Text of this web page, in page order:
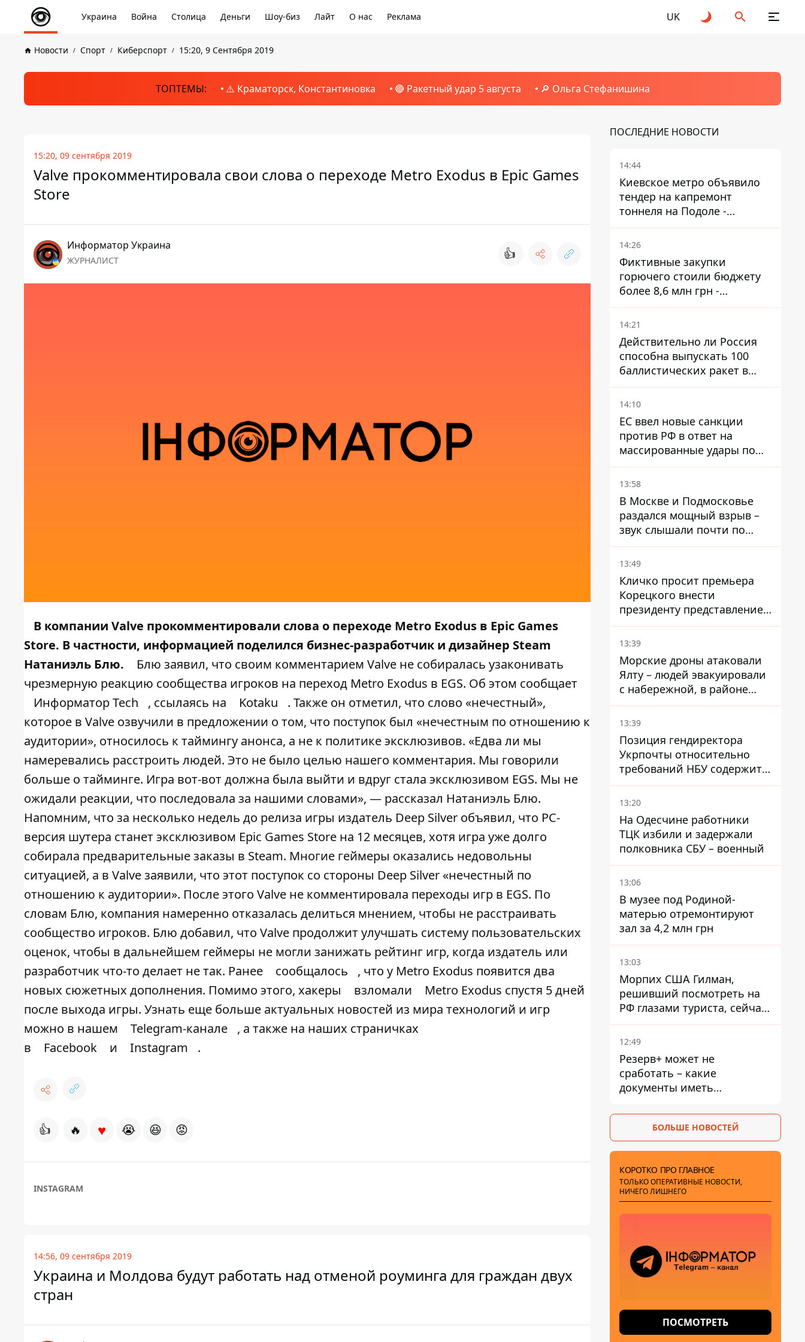
Украина Война Столица Деньги Шоу-биз Лайт О нас Реклама UK
Новости Спорт Киберспорт 15:20, 9 Сентября 2019
ТОПТЕМЫ: ⚠️ Краматорск, Константиновка 🔴 Ракетный удар 5 августа 🔎 Ольга Стефанишина
15:20, 09 сентября 2019
Valve прокомментировала свои слова о переходе Metro Exodus в Epic Games
Store
Информатор Украина
ЖУРНАЛИСТ 👍
В компании Valve прокомментировали слова о переходе Metro Exodus в Epic Games
Store. В частности, информацией поделился бизнес-разработчик и дизайнер Steam
Натаниэль Блю.
Блю заявил, что своим комментарием Valve не собиралась узаконивать
чрезмерную реакцию сообщества игроков на переход Metro Exodus в EGS. Об этом сообщает
Информатор Tech
, ссылаясь на Kotaku
. Также он отметил, что слово «нечестный»,
которое в Valve озвучили в предложении о том, что поступок был «нечестным по отношению к
аудитории», относилось к таймингу анонса, а не к политике эксклюзивов. «Едва ли мы
намеревались расстроить людей. Это не было целью нашего комментария. Мы говорили
больше о тайминге. Игра вот-вот должна была выйти и вдруг стала эксклюзивом EGS. Мы не
ожидали реакции, что последовала за нашими словами», — рассказал Натаниэль Блю.
Напомним, что за несколько недель до релиза игры издатель Deep Silver объявил, что PC-
версия шутера станет эксклюзивом Epic Games Store на 12 месяцев, хотя игра уже долго
собирала предварительные заказы в Steam. Многие геймеры оказались недовольны
ситуацией, а в Valve заявили, что этот поступок со стороны Deep Silver «нечестный по
отношению к аудитории». После этого Valve не комментировала переходы игр в EGS. По
словам Блю, компания намеренно отказалась делиться мнением, чтобы не расстраивать
сообщество игроков. Блю добавил, что Valve продолжит улучшать систему пользовательских
оценок, чтобы в дальнейшем геймеры не могли занижать рейтинг игр, когда издатель или
разработчик что-то делает не так. Ранее
сообщалось
, что у Metro Exodus появится два
новых сюжетных дополнения. Помимо этого, хакеры
взломали
Metro Exodus спустя 5 дней
после выхода игры. Узнать еще больше актуальных новостей из мира технологий и игр
можно в нашем
Telegram-канале
, а также на наших страничках
в
Facebook и Instagram .
👍 🔥 ♥ 😭 😆 😡
INSTAGRAM
14:56, 09 сентября 2019
Украина и Молдова будут работать над отменой роуминга для граждан двух
стран
ПОСЛЕДНИЕ НОВОСТИ
14:44
Киевское метро объявило
тендер на капремонт
тоннеля на Подоле -
продлится почти два года
14:26
Фиктивные закупки
горючего стоили бюджету
более 8,6 млн грн -
предприятие возместило
убытки
14:21
Действительно ли Россия
способна выпускать 100
баллистических ракет в
месяц и что с этим делать
14:10
ЕС ввел новые санкции
против РФ в ответ на
массированные удары по
Украине - Каллас раскрыла
детали
13:58
В Москве и Подмосковье
раздался мощный взрыв –
звук слышали почти по
всей области
13:49
Кличко просит премьера
Корецкого внести
президенту представление
на увольнение властелина
Троещины Бахматова
13:39
Морские дроны атаковали
Ялту – людей эвакуировали
с набережной, в районе
порта сообщают о пожаре
13:39
Позиция гендиректора
Укрпочты относительно
требований НБУ содержит
серьезные нестыковки –
депутат Ольга Василевская-
13:20
На Одесчине работники
ТЦК избили и задержали
полковника СБУ – военный
13:06
В музее под Родиной-
матерью отремонтируют
зал за 4,2 млн грн
13:03
Морпих США Гилман,
решивший посмотреть на
РФ глазами туриста, сейчас
при смерти в тюрьме, где
его пытали и делали
12:49
Резерв+ может не
сработать – какие
документы иметь
попасть в ТЦК
БОЛЬШЕ НОВОСТЕЙ
КОРОТКО ПРО ГЛАВНОЕ
ТОЛЬКО ОПЕРАТИВНЫЕ НОВОСТИ,
НИЧЕГО ЛИШНЕГО
ПОСМОТРЕТЬ